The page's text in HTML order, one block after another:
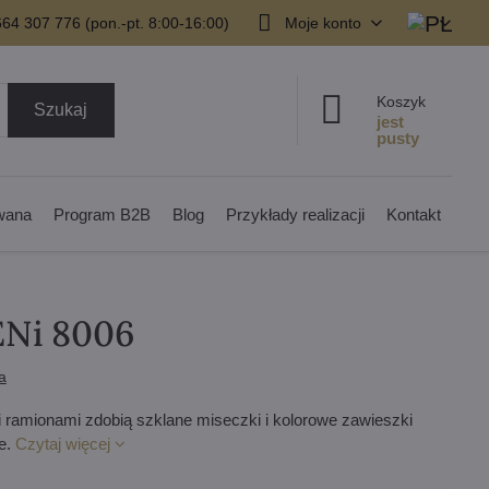
307 776 (pon.-pt. 8:00-16:00) Moje konto
Szukaj Koszyk
Program B2B Blog Przykłady realizacji Kontakt
8006
zdobią szklane miseczki i kolorowe zawieszki
Czytaj więcej